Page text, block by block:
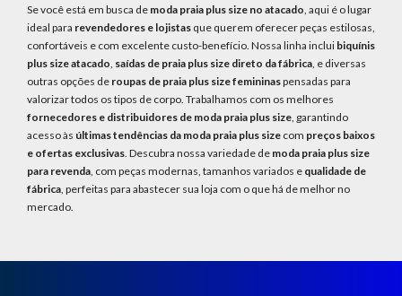
Se você está em busca de moda praia plus size no atacado , aqui é o lugar
ideal para revendedores e lojistas que querem oferecer peças estilosas,
confortáveis e com excelente custo-benefício. Nossa linha inclui biquínis
plus size atacado saídas de praia plus size direto da fábrica , e diversas
outras opções de roupas de praia plus size femininaspensadas para
valorizar todos os tipos de corpo. Trabalhamos com os melhores
fornecedores e distribuidores de moda praia plus size , garantindo
acesso às últimas tendências da moda praia plus size com preços baixos
e ofertas exclusivas . Descubra nossa variedade de moda praia plus size
para revenda , com peças modernas, tamanhos variados e qualidade de
fábrica , perfeitas para abastecer sua loja com o que há de melhor no
mercado.